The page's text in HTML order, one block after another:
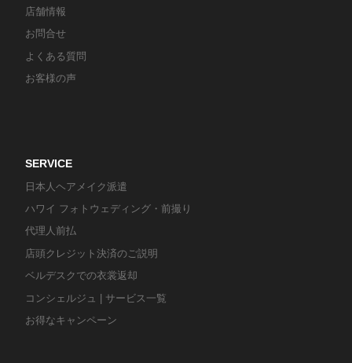
店舗情報
お問合せ
よくある質問
お客様の声
SERVICE
日本人ヘアメイク派遣
ハワイ フォトウェディング・前撮り
代理人前払
店頭クレジット決済のご説明
ベルデスクでの衣裳返却
コンシェルジュ | サービス一覧
お得なキャンペーン